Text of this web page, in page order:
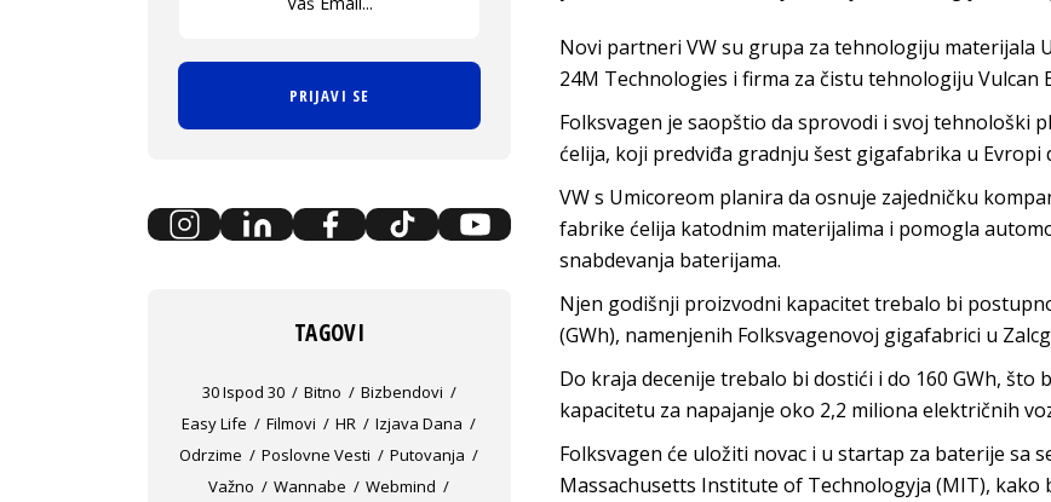
Novi partneri VW su grupa za tehnologiju materijala
24M Technologies i firma za čistu tehnologiju Vulcan
Folksvagen je saopštio da sprovodi i svoj tehnološki
ćelija, koji predviđa gradnju šest gigafabrika u Evropi
VW s Umicoreom planira da osnuje zajedničku
fabrike ćelija katodnim materijalima i pomogla
snabdevanja baterijama.
Njen godišnji proizvodni kapacitet trebalo bi
(GWh), namenjenih Folksvagenovoj gigafabrici u
Do kraja decenije trebalo bi dostići i do 160 GWh,
kapacitetu za napajanje oko 2,2 miliona električnih
Folksvagen će uložiti novac i u startap za baterije sa
Massachusetts Institute of Technologyja (MIT),
PRIJAVI SE
TAGOVI
30 Ispod 30 Bitno
Bizbendovi
Easy Life
Filmovi HR
Izjava Dana
Odrzime
Poslovne Vesti
Putovanja
Važno
Wannabe Webmind